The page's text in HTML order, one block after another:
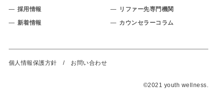
採用情報
リファー先専門機関
新着情報
カウンセラーコラム
個人情報保護方針 / お問い合わせ
©2021 youth wellness.